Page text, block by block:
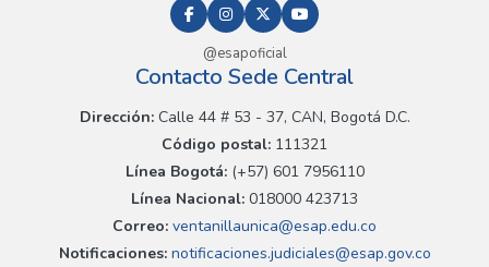
@esapoficial
Contacto Sede Central
Dirección:Calle 44 # 53 - 37, CAN, Bogotá D.C.
Código postal: 111321
Línea Bogotá:(+57) 601 7956110
Línea Nacional: 018000 423713
Correo: ventanillaunica@esap.edu.co
Notificaciones:notificaciones.judiciales@esap.gov.co